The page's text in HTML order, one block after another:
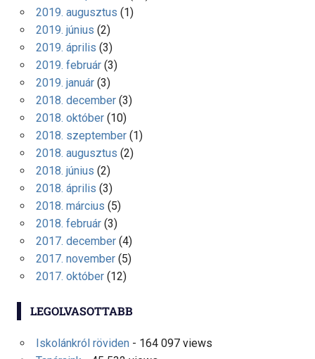
2019. augusztus (1)
2019. június (2)
2019. április (3)
2019. február(3)
2019. január(3)
2018. december(3)
2018. október(10)
2018. szeptember(1)
2018. augusztus (2)
2018. június (2)
2018. április (3)
2018. március (5)
2018. február(3)
2017. december(4)
2017. november(5)
2017. október(12)
LEGOLVASOTTABB
Iskolánkról röviden- 164 097 views